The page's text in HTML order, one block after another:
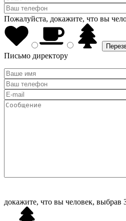
Пожалуйста, докажите, что вы
Письмо директору
докажите, что вы человек, выбрав